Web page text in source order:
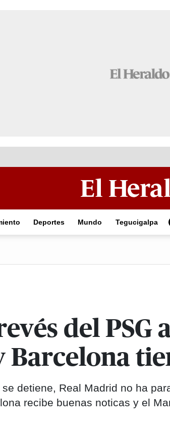
Deportes Mundo Tegucigalpa
del PSG
Barcelona
detiene, Real Madrid no ha
recibe buenas noticas y el